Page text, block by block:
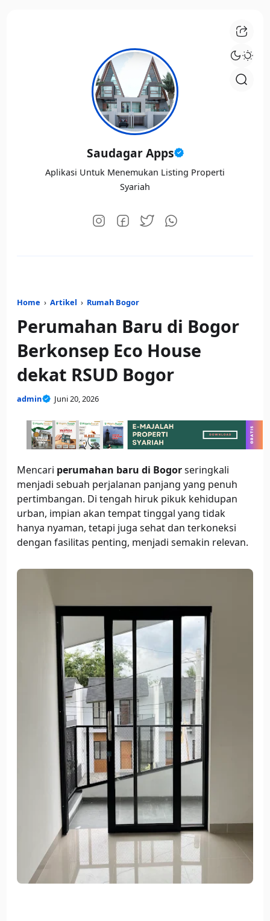
Saudagar Apps
Aplikasi Untuk Menemukan Listing Properti
Syariah
Home ›Artikel › Rumah Bogor
Perumahan Baru di Bogor
Berkonsep Eco House
dekat RSUD Bogor
admin Juni 20, 2026
Mencari perumahan baru di Bogorseringkali
menjadi sebuah perjalanan panjang yang penuh
pertimbangan. Di tengah hiruk pikuk kehidupan
urban, impian akan tempat tinggal yang tidak
hanya nyaman, tetapi juga sehat dan terkoneksi
dengan fasilitas penting, menjadi semakin relevan.